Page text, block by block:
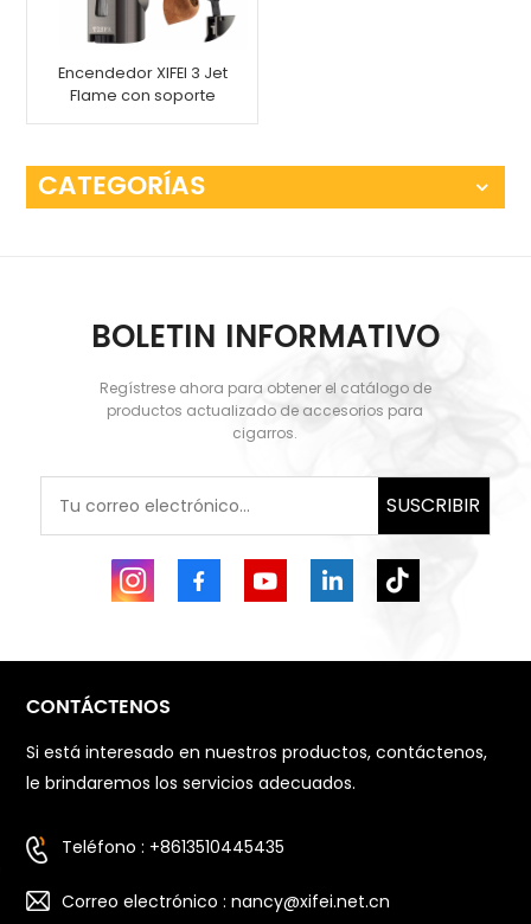
Encendedor XIFEI 3 Jet
Flame con soporte
CATEGORÍAS
BOLETIN INFORMATIVO
Regístrese ahora para obtener el catálogo de
productos actualizado de accesorios para
cigarros.
SUSCRIBIR
CONTÁCTENOS
Si está interesado en nuestros productos, contáctenos,
le brindaremos los servicios adecuados.
Teléfono : +8613510445435
Correo electrónico : nancy@xifei.net.cn